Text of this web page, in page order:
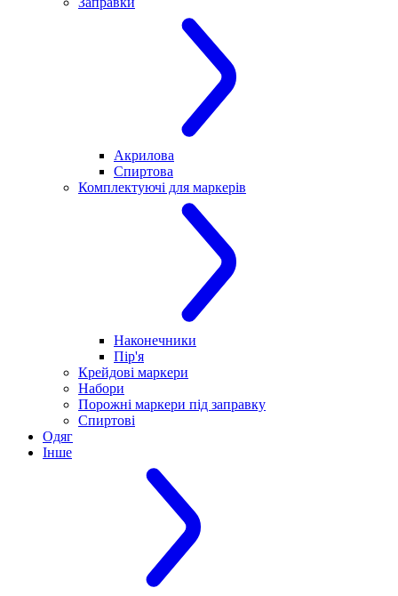
Акрилова
Спиртова
Комплектуючі для маркерів
Наконечники
Пір'я
Крейдові маркери
Набори
Порожні маркери під заправку
Спиртові
Одяг
Інше